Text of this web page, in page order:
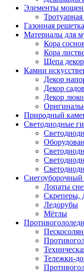
Элементы
Газонная решетка
Материалы для
Кора
Кора
Щепа
Камни
Декор
Декор
Декор
Природный
Светодиодные
Снегоуборочный
Лопаты
Скреперы,
Ледорубы
Мётлы
Тележки-